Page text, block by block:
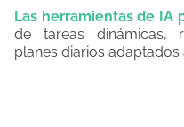
Las herramientas de IA
de tareas dinámicas,
planes diarios